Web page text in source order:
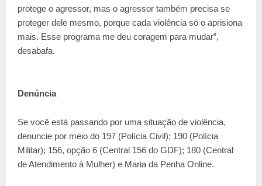
protege o agressor, mas o agressor também precisa se
proteger dele mesmo, porque cada violência só o aprisiona
mais. Esse programa me deu coragem para mudar”,
desabafa.
Denúncia
Se você está passando por uma situação de violência,
denuncie por meio do 197 (Polícia Civil); 190 (Polícia
Militar); 156, opção 6 (Central 156 do GDF); 180 (Central
de Atendimento à Mulher) e Maria da Penha Online.